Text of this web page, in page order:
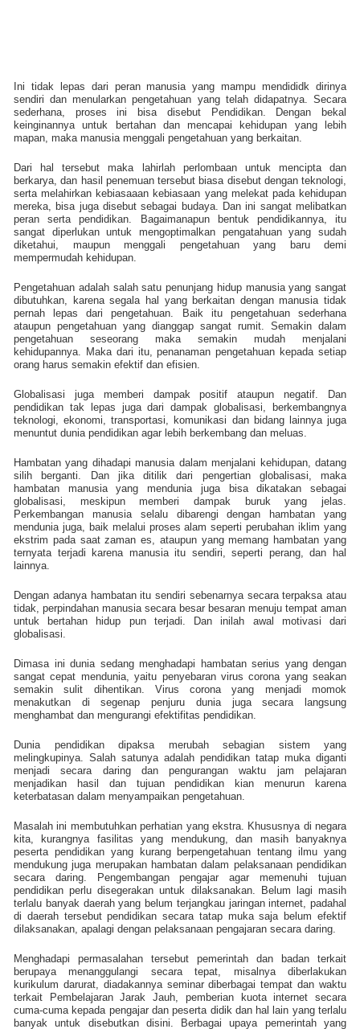
Ini tidak lepas dari peran manusia yang mampu mendididk dirinya
sendiri dan menularkan pengetahuan yang telah didapatnya. Secara
sederhana, proses ini bisa disebut Pendidikan. Dengan bekal
keinginannya untuk bertahan dan mencapai kehidupan yang lebih
mapan, maka manusia menggali pengetahuan yang berkaitan.
Dari hal tersebut maka lahirlah perlombaan untuk mencipta dan
berkarya, dan hasil penemuan tersebut biasa disebut dengan teknologi,
serta melahirkan kebiasaaan kebiasaan yang melekat pada kehidupan
mereka, bisa juga disebut sebagai budaya. Dan ini sangat melibatkan
peran serta pendidikan. Bagaimanapun bentuk pendidikannya, itu
sangat diperlukan untuk mengoptimalkan pengatahuan yang sudah
diketahui, maupun menggali pengetahuan yang baru demi
mempermudah kehidupan.
Pengetahuan adalah salah satu penunjang hidup manusia yang sangat
dibutuhkan, karena segala hal yang berkaitan dengan manusia tidak
pernah lepas dari pengetahuan. Baik itu pengetahuan sederhana
ataupun pengetahuan yang dianggap sangat rumit. Semakin dalam
pengetahuan seseorang maka semakin mudah menjalani
kehidupannya. Maka dari itu, penanaman pengetahuan kepada setiap
orang harus semakin efektif dan efisien.
Globalisasi juga memberi dampak positif ataupun negatif. Dan
pendidikan tak lepas juga dari dampak globalisasi, berkembangnya
teknologi, ekonomi, transportasi, komunikasi dan bidang lainnya juga
menuntut dunia pendidikan agar lebih berkembang dan meluas.
Hambatan yang dihadapi manusia dalam menjalani kehidupan, datang
silih berganti. Dan jika ditilik dari pengertian globalisasi, maka
hambatan manusia yang mendunia juga bisa dikatakan sebagai
globalisasi, meskipun memberi dampak buruk yang jelas.
Perkembangan manusia selalu dibarengi dengan hambatan yang
mendunia juga, baik melalui proses alam seperti perubahan iklim yang
ekstrim pada saat zaman es, ataupun yang memang hambatan yang
ternyata terjadi karena manusia itu sendiri, seperti perang, dan hal
lainnya.
Dengan adanya hambatan itu sendiri sebenarnya secara terpaksa atau
tidak, perpindahan manusia secara besar besaran menuju tempat aman
untuk bertahan hidup pun terjadi. Dan inilah awal motivasi dari
globalisasi.
Dimasa ini dunia sedang menghadapi hambatan serius yang dengan
sangat cepat mendunia, yaitu penyebaran virus corona yang seakan
semakin sulit dihentikan. Virus corona yang menjadi momok
menakutkan di segenap penjuru dunia juga secara langsung
menghambat dan mengurangi efektifitas pendidikan.
Dunia pendidikan dipaksa merubah sebagian sistem yang
melingkupinya. Salah satunya adalah pendidikan tatap muka diganti
menjadi secara daring dan pengurangan waktu jam pelajaran
menjadikan hasil dan tujuan pendidikan kian menurun karena
keterbatasan dalam menyampaikan pengetahuan.
Masalah ini membutuhkan perhatian yang ekstra. Khususnya di negara
kita, kurangnya fasilitas yang mendukung, dan masih banyaknya
peserta pendidikan yang kurang berpengetahuan tentang ilmu yang
mendukung juga merupakan hambatan dalam pelaksanaan pendidikan
secara daring. Pengembangan pengajar agar memenuhi tujuan
pendidikan perlu disegerakan untuk dilaksanakan. Belum lagi masih
terlalu banyak daerah yang belum terjangkau jaringan internet, padahal
di daerah tersebut pendidikan secara tatap muka saja belum efektif
dilaksanakan, apalagi dengan pelaksanaan pengajaran secara daring.
Menghadapi permasalahan tersebut pemerintah dan badan terkait
berupaya menanggulangi secara tepat, misalnya diberlakukan
kurikulum darurat, diadakannya seminar diberbagai tempat dan waktu
terkait Pembelajaran Jarak Jauh, pemberian kuota internet secara
cuma-cuma kepada pengajar dan peserta didik dan hal lain yang terlalu
banyak untuk disebutkan disini. Berbagai upaya pemerintah yang